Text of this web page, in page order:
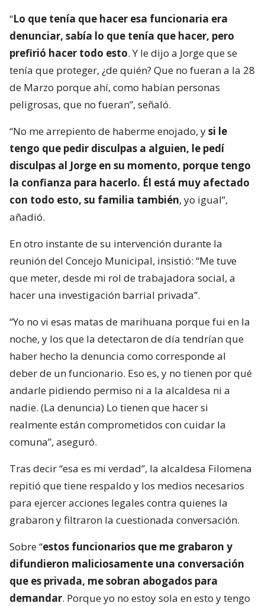
“Lo que tenía que hacer esa funcionaria era
denunciar, sabía lo que tenía que hacer, pero
prefirió hacer todo esto. Y le dijo a Jorge que se
tenía que proteger, ¿de quién? Que no fueran a la 28
de Marzo porque ahí, como habían personas
peligrosas, que no fueran”, señaló.
“No me arrepiento de haberme enojado, ysi le
tengo que pedir disculpas a alguien, le pedí
disculpas al Jorge en su momento, porque tengo
la confianza para hacerlo. Él está muy afectado
con todo esto, su familia también, yo igual”,
añadió.
En otro instante de su intervención durante la
reunión del Concejo Municipal, insistió: “Me tuve
que meter, desde mi rol de trabajadora social, a
hacer una investigación barrial privada”.
“Yo no vi esas matas de marihuana porque fui en la
noche, y los que la detectaron de día tendrían que
haber hecho la denuncia como corresponde al
deber de un funcionario. Eso es, y no tienen por qué
andarle pidiendo permiso ni a la alcaldesa ni a
nadie. (La denuncia) Lo tienen que hacer si
realmente están comprometidos con cuidar la
comuna”, aseguró.
Tras decir “esa es mi verdad”, la alcaldesa Filomena
repitió que tiene respaldo y los medios necesarios
para ejercer acciones legales contra quienes la
grabaron y filtraron la cuestionada conversación.
Sobre “estos funcionarios que me grabaron y
difundieron maliciosamente una conversación
que es privada, me sobran abogados para
demandar. Porque yo no estoy sola en esto y tengo